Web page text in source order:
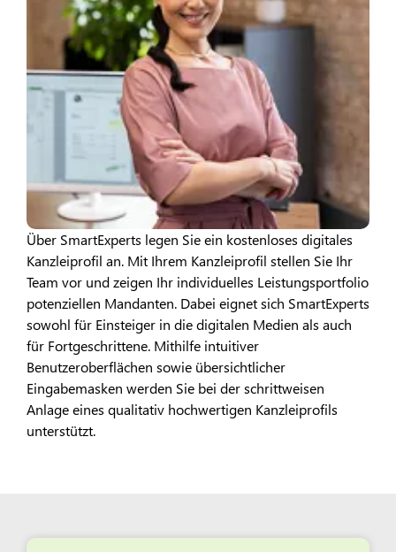
Über SmartExperts legen Sie ein kostenloses digitales
Kanzleiprofil an. Mit Ihrem Kanzleiprofil stellen Sie Ihr
Team vor und zeigen Ihr individuelles Leistungsportfolio
potenziellen Mandanten. Dabei eignet sich SmartExperts
sowohl für Einsteiger in die digitalen Medien als auch
für Fortgeschrittene. Mithilfe intuitiver
Benutzeroberflächen sowie übersichtlicher
Eingabemasken werden Sie bei der schrittweisen
Anlage eines qualitativ hochwertigen Kanzleiprofils
unterstützt.